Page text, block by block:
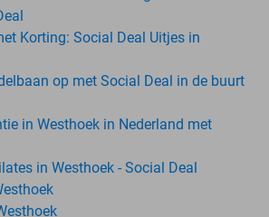
Korting: Social Deal Uitjes in
op met Social Deal in de buurt
in Westhoek in Nederland met
in Westhoek - Social Deal